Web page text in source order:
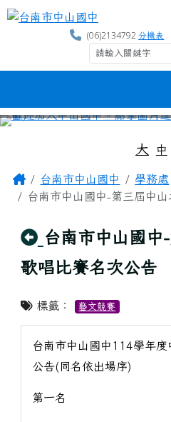
跳至主內容區
台南市中山國中
(06)2134792分機表
大 中
主內容區域
Home台南市中山國中 學務處
台南市中山國中-第三屆中
回上頁
台南市中山國中
歌唱比賽名次公告
標籤： 藝文競賽
台南市中山國中114學年
公告(同名依出場序)
第一名
頁尾區域